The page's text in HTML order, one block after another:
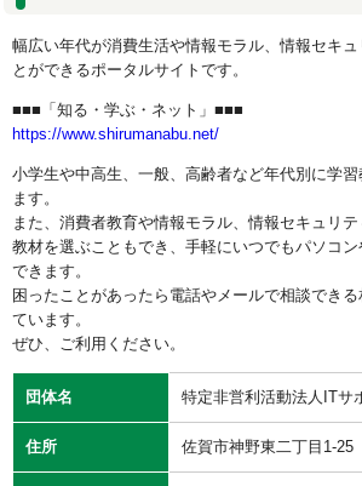
幅広い年代が消費生活や情報モラル、情報セキ
とができるポータルサイトです。
■■■「知る・学ぶ・ネット」■■■
https://www.shirumanabu.net/
小学生や中高生、一般、高齢者など年代別に学
ます。
また、消費者教育や情報モラル、情報セキュリ
教材を選ぶこともでき、手軽にいつでもパソコ
できます。
困ったことがあったら電話やメールで相談でき
ています。
ぜひ、ご利用ください。
団体名 特定非営利活動法人ITサ
住所 佐賀市神野東二丁目1-25